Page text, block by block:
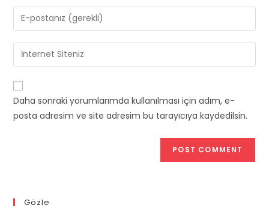
name
or
to
comment
Enter
your
email
address
comment
Enter
your
website
URL
Daha sonraki yorumlarımda kullanılması için adım, e-
posta adresim ve site adresim bu tarayıcıya kaydedilsin.
Gözle